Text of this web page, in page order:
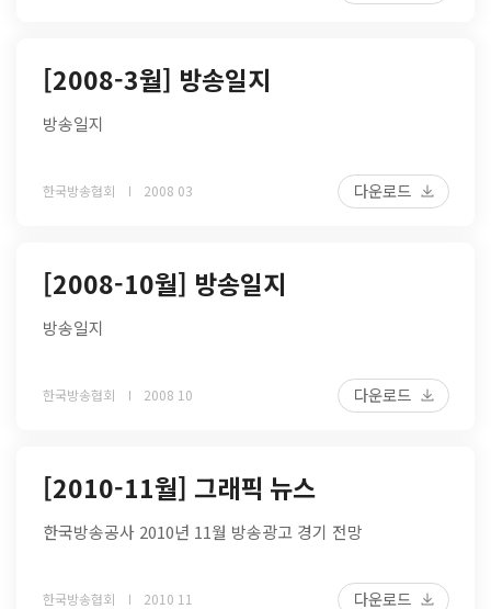
[2008-3월] 방송일지
방송일지
한국방송협회 2008 03 다운로드
[2008-10월] 방송일지
방송일지
한국방송협회 2008 10 다운로드
[2010-11월] 그래픽 뉴스
한국방송공사 2010년 11월 방송광고 경기 전망
한국방송협회 2010 11 다운로드